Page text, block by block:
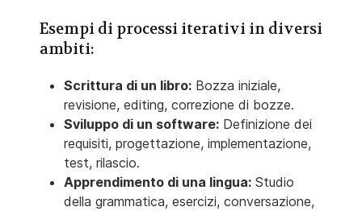
Esempi di processi iterativi in diversi
ambiti:
Scrittura di un libro: Bozza iniziale,
revisione, editing, correzione di bozze.
Sviluppo di un software: Definizione dei
requisiti, progettazione, implementazione,
test, rilascio.
Apprendimento di una lingua: Studio
della grammatica, esercizi, conversazione,